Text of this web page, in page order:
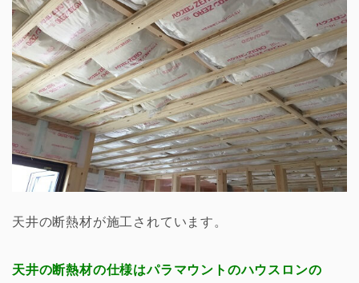
天井の断熱材が施工されています。
天井の断熱材の仕様はパラマウントのハウスロンの